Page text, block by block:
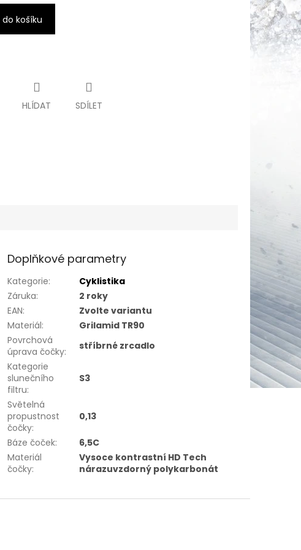
košíku
HLÍDAT SDÍLET
Doplňkové parametry
Kategorie:
Cyklistika
Záruka:
2 roky
EAN:
Zvolte variantu
Materiál:
Grilamid TR90
Povrchová
úprava čočky:
stříbrné zrcadlo
Kategorie
slunečního
filtru:
S3
Světelná
propustnost
čočky:
0,13
Báze čoček:
6,5C
Materiál
čočky:
Vysoce kontrastní HD Tech
nárazuvzdorný polykarbonát